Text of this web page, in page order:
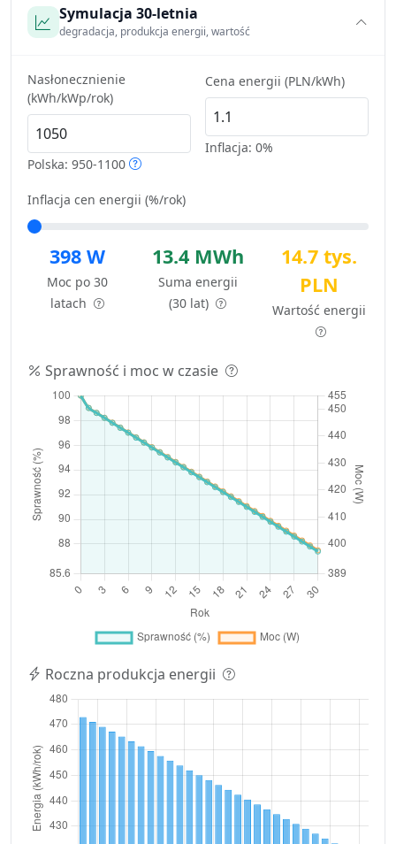
Symulacja 30-letnia
degradacja, produkcja energii, wartość
Nasłonecznienie
(kWh/kWp/rok)
Polska: 950-1100
Cena energii (PLN/kWh)
Inflacja: 0%
Inflacja cen energii (%/rok)
398 W
Moc po 30
latach
13.4 MWh
Suma energii
(30 lat)
14.7 tys.
PLN
Wartość energii
Sprawność i moc w czasie
Roczna produkcja energii